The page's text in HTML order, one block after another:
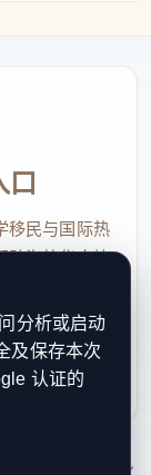
移民与国际热
助海外华人快
、投稿与权
分析或启动
及保存本次
认证的